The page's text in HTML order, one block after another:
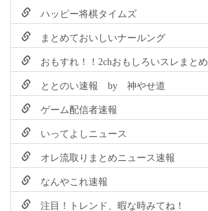
ハッピー将棋タイムズ
まとめておいしいナールング
おもすれ！！2chおもしろいスレまとめ
ととのい速報 by 神やせ道
ゲーム配信者速報
いってよしニュース
オレ流取りまとめニュース速報
なんやこれ速報
注目！トレンド、暇な時みてね！